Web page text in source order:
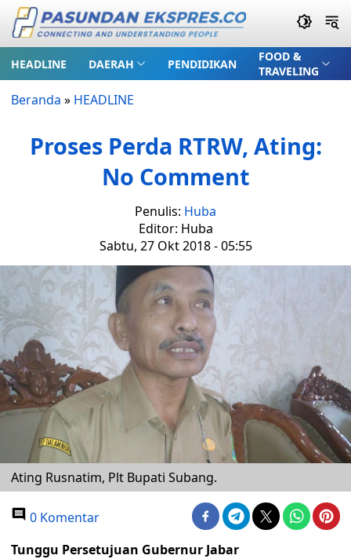
HEADLINE DAERAH PENDIDIKAN
FOOD &
TRAVELING
Beranda » HEADLINE
Proses Perda RTRW, Ating:
No Comment
Penulis: Huba
Editor: Huba
Sabtu, 27 Okt 2018 - 05:55
Ating Rusnatim, Plt Bupati Subang.
0 Komentar
Tunggu Persetujuan Gubernur Jabar